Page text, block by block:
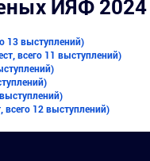
ИЯФ 2024
13 выступлений)
всего 11 выступлений)
всего 12 выступлений)